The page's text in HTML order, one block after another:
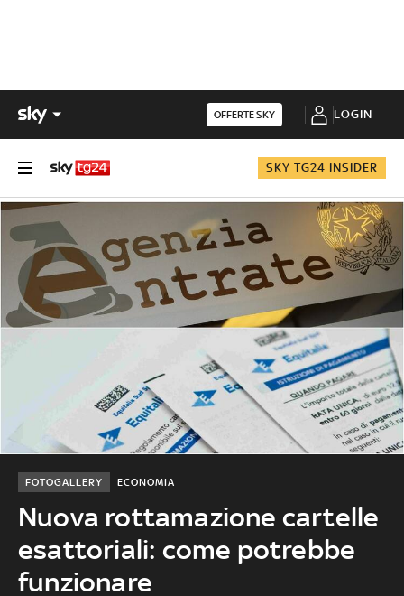
OFFERTE SKY LOGIN
SKY TG24 INSIDER
Nuova rottamazione cartelle
esattoriali: come potrebbe
funzionare
ECONOMIA
FOTOGALLERY